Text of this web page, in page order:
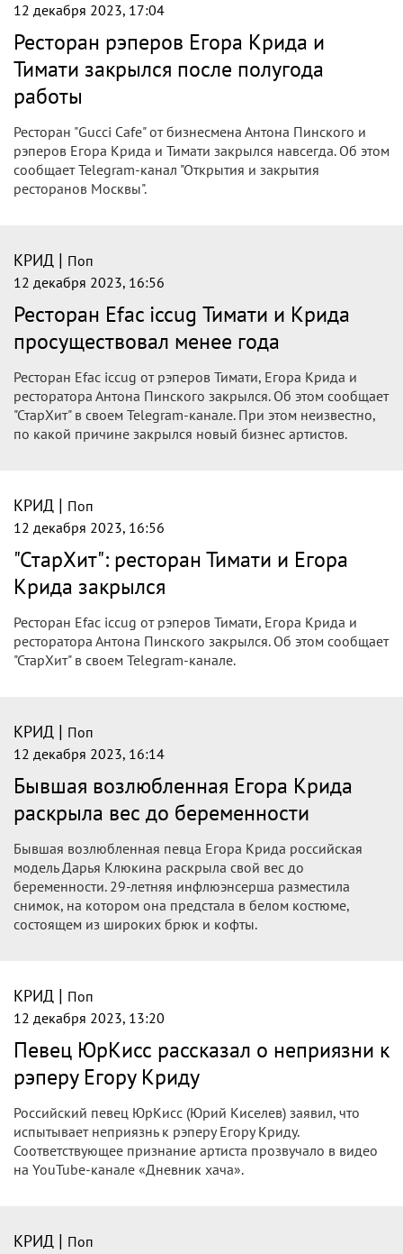
12 декабря 2023, 17:04
Ресторан рэперов Егора Крида и
Тимати закрылся после полугода
работы
Ресторан "Gucci Cafe" от бизнесмена Антона Пинского и
рэперов Егора Крида и Тимати закрылся навсегда. Об этом
сообщает Telegram-канал "Открытия и закрытия
ресторанов Москвы".
КРИД | Поп
12 декабря 2023, 16:56
Ресторан Efac iccug Тимати и Крида
просуществовал менее года
Ресторан Efac iccug от рэперов Тимати, Егора Крида и
ресторатора Антона Пинского закрылся. Об этом сообщает
"СтарХит" в своем Telegram-канале. При этом неизвестно,
по какой причине закрылся новый бизнес артистов.
КРИД | Поп
12 декабря 2023, 16:56
"СтарХит": ресторан Тимати и Егора
Крида закрылся
Ресторан Efac iccug от рэперов Тимати, Егора Крида и
ресторатора Антона Пинского закрылся. Об этом сообщает
"СтарХит" в своем Telegram-канале.
КРИД | Поп
12 декабря 2023, 16:14
Бывшая возлюбленная Егора Крида
раскрыла вес до беременности
Бывшая возлюбленная певца Егора Крида российская
модель Дарья Клюкина раскрыла свой вес до
беременности. 29-летняя инфлюэнсерша разместила
снимок, на котором она предстала в белом костюме,
состоящем из широких брюк и кофты.
КРИД | Поп
12 декабря 2023, 13:20
Певец ЮрКисс рассказал о неприязни к
рэперу Егору Криду
Российский певец ЮрКисс (Юрий Киселев) заявил, что
испытывает неприязнь к рэперу Егору Криду.
Соответствующее признание артиста прозвучало в видео
на YouTube-канале «Дневник хача».
КРИД | Поп